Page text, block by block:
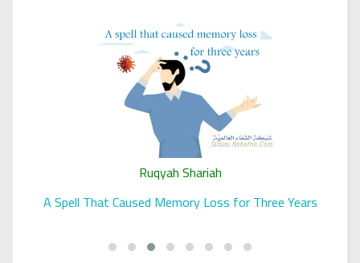
Ruqyah Shariah
A Spell That Caused Memory Loss for Three Years